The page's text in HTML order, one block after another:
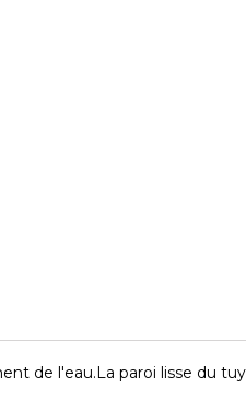
de l'eau.La paroi lisse du